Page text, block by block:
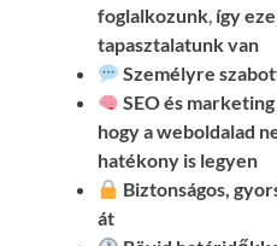
foglalkozunk, így
tapasztalatunk van
Személyre
SEO és
hogy a weboldalad
hatékony is legyen
Biztonságos,
át